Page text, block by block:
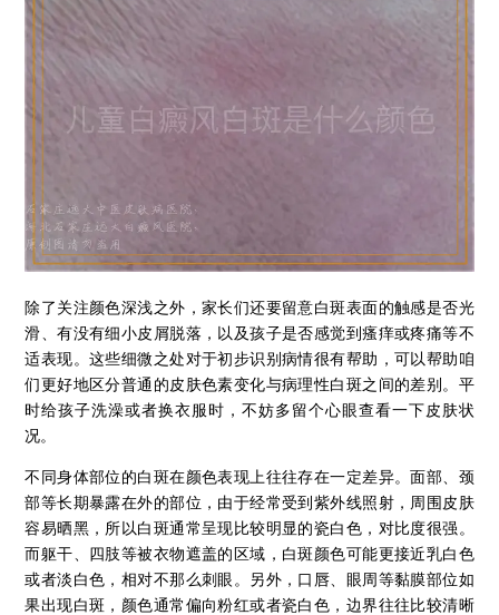
除了关注颜色深浅之外，家长们还要留意白斑表面的触感是否光
滑、有没有细小皮屑脱落，以及孩子是否感觉到瘙痒或疼痛等不
适表现。这些细微之处对于初步识别病情很有帮助，可以帮助咱
们更好地区分普通的皮肤色素变化与病理性白斑之间的差别。平
时给孩子洗澡或者换衣服时，不妨多留个心眼查看一下皮肤状
况。
不同身体部位的白斑在颜色表现上往往存在一定差异。面部、颈
部等长期暴露在外的部位，由于经常受到紫外线照射，周围皮肤
容易晒黑，所以白斑通常呈现比较明显的瓷白色，对比度很强。
而躯干、四肢等被衣物遮盖的区域，白斑颜色可能更接近乳白色
或者淡白色，相对不那么刺眼。另外，口唇、眼周等黏膜部位如
果出现白斑，颜色通常偏向粉红或者瓷白色，边界往往比较清晰